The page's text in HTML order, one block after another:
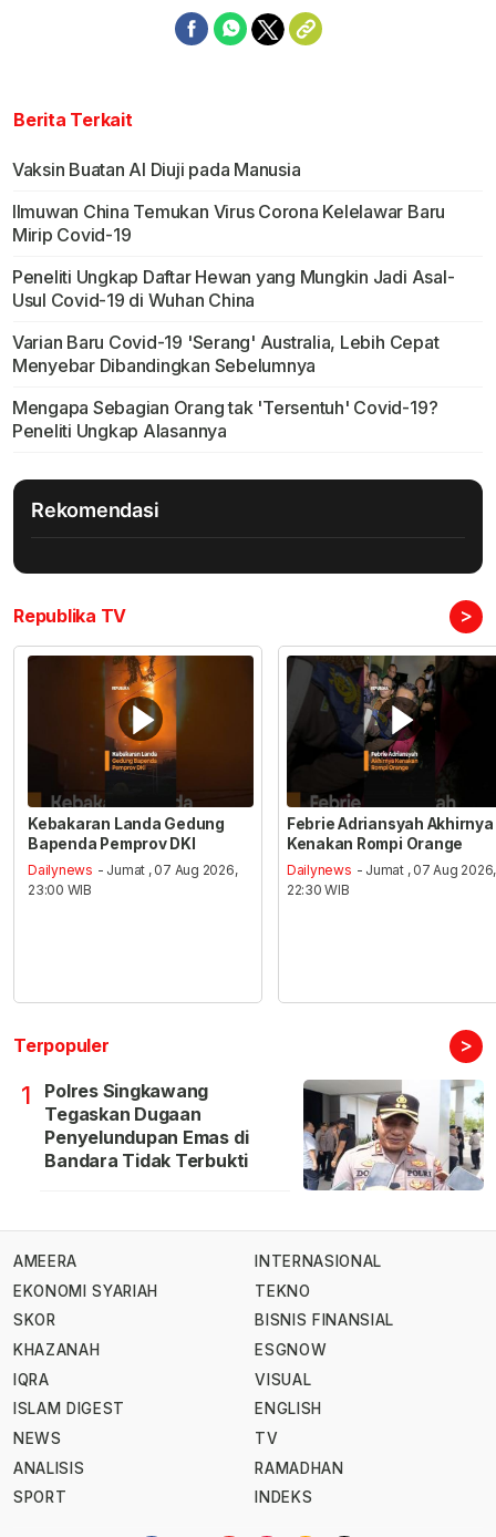
Berita Terkait
Vaksin Buatan Al Diuji pada Manusia
Ilmuwan China Temukan Virus Corona Kelelawar Baru
Mirip Covid-19
Peneliti Ungkap Daftar Hewan yang Mungkin Jadi Asal-
Usul Covid-19 di Wuhan China
Varian Baru Covid-19 'Serang' Australia, Lebih Cepat
Menyebar Dibandingkan Sebelumnya
Mengapa Sebagian Orang tak 'Tersentuh' Covid-19?
Peneliti Ungkap Alasannya
Rekomendasi
Republika TV >
Kebakaran Landa Gedung
Bapenda Pemprov DKI
Dailynews - Jumat , 07 Aug 2026,
23:00 WIB
Febrie Adriansyah Akhirnya
Kenakan Rompi Orange
Dailynews - Jumat , 07 Aug 2026,
22:30 WIB
Terpopuler >
1
Polres Singkawang
Tegaskan Dugaan
Penyelundupan Emas di
Bandara Tidak Terbukti
AMEERA
EKONOMI SYARIAH
SKOR
KHAZANAH
IQRA
ISLAM DIGEST
NEWS
ANALISIS
SPORT
INTERNASIONAL
TEKNO
BISNIS FINANSIAL
ESGNOW
VISUAL
ENGLISH
TV
RAMADHAN
INDEKS